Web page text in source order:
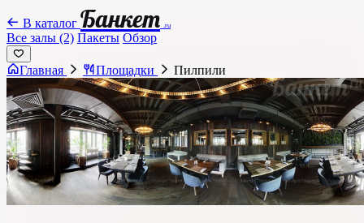
В каталог Банкет .ru
Все залы (2) Пакеты Обзор
Главная Площадки Пилпили